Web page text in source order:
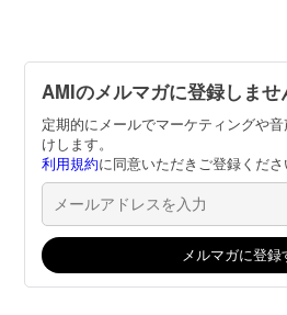
AMIのメルマガに登録しませ
定期的にメールでマーケティングや
けします。
利用規約に同意いただきご登録くださ